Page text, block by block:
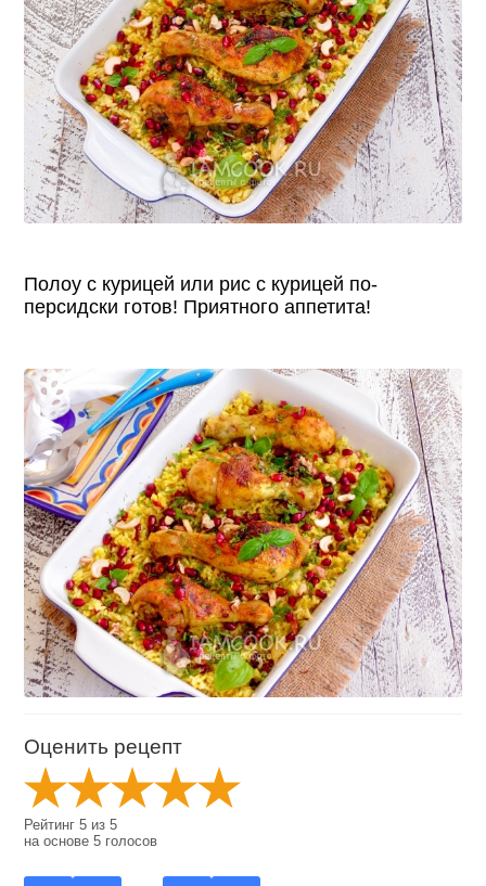
Полоу с курицей или рис с курицей по-
персидски готов! Приятного аппетита!
Оценить рецепт
Рейтинг5 из5
на основе5 голосов